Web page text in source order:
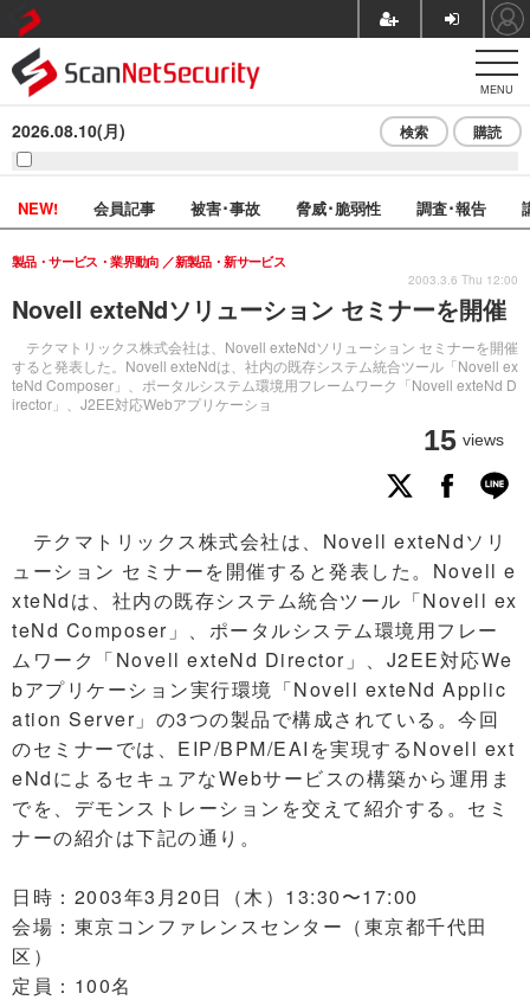
MENU
2026.08.10(月) 検索 購読
NEW! 会員記事 被害･事故 脅威･脆弱性 調査･報告
Novell exteNdソリューション セミナーを開催
テクマトリックス株式会社は、Novell exteNdソリューション セミナーを開催
すると発表した。Novell exteNdは、社内の既存システム統合ツール「Novell ex
teNd Composer」、ポータルシステム環境用フレームワーク「Novell exteNd D
irector」、J2EE対応Webアプリケーショ
製品・サービス・業界動向 新製品・新サービス
15 views
2003.3.6 Thu 12:00
テクマトリックス株式会社は、Novell exteNdソリ
ューション セミナーを開催すると発表した。Novell e
xteNdは、社内の既存システム統合ツール「Novell ex
teNd Composer」、ポータルシステム環境用フレー
ムワーク「Novell exteNd Director」、J2EE対応We
bアプリケーション実行環境「Novell exteNd Applic
ation Server」の3つの製品で構成されている。今回
のセミナーでは、EIP/BPM/EAIを実現するNovell ext
eNdによるセキュアなWebサービスの構築から運用ま
でを、デモンストレーションを交えて紹介する。セミ
ナーの紹介は下記の通り。
日時：2003年3月20日（木）13:30〜17:00
会場：東京コンファレンスセンター（東京都千代田
区）
定員：100名